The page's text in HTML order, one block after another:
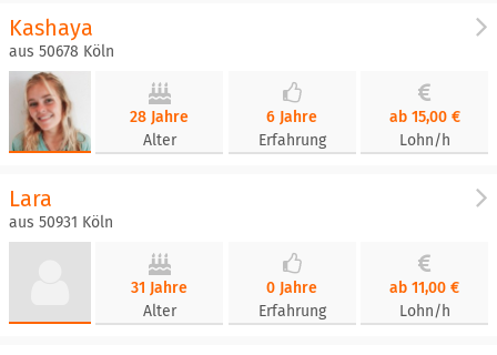
Kashaya
aus 50678 Köln
28 Jahre
Alter
6 Jahre
Erfahrung
ab 15,00 €
Lohn/h
Lara
aus 50931 Köln
31 Jahre
Alter
0 Jahre
Erfahrung
ab 11,00 €
Lohn/h